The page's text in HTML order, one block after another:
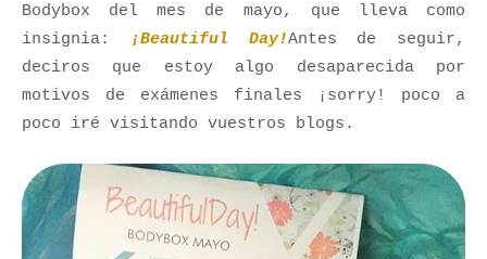
Bodybox del mes de mayo, que lleva como
insignia:
¡Beautiful Day!Antes de seguir,
deciros que estoy algo desaparecida por
motivos de exámenes finales ¡sorry! poco a
poco iré visitando vuestros blogs.